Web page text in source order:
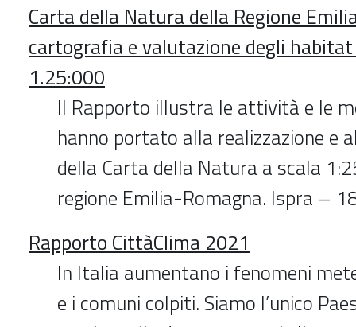
Carta della Natura della Regione
cartografia e valutazione degli
1.25:000
Il Rapporto illustra le attività e le
hanno portato alla realizzazione e
della Carta della Natura a scala
regione Emilia-Romagna. Ispra –
Rapporto CittàClima 2021
In Italia aumentano i fenomeni
e i comuni colpiti. Siamo l’unico